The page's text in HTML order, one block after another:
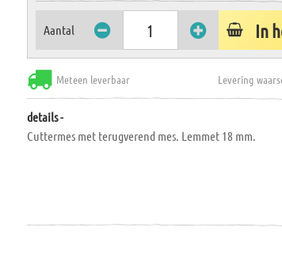
Aantal In
Meteen leverbaar Levering
details -
Cuttermes met terugverend mes. Lemmet 18 mm.